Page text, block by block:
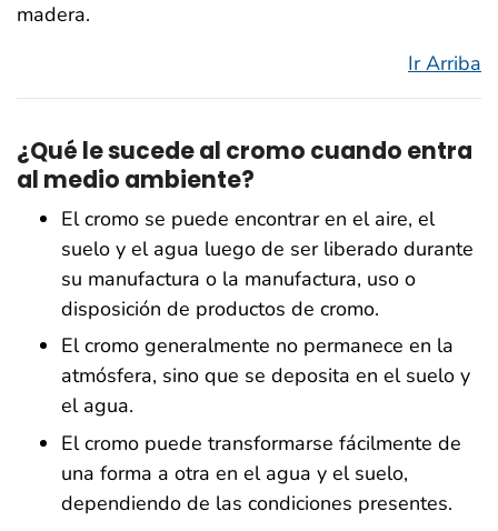
madera.
Ir Arriba
¿Qué le sucede al cromo cuando entra
al medio ambiente?
El cromo se puede encontrar en el aire, el
suelo y el agua luego de ser liberado durante
su manufactura o la manufactura, uso o
disposición de productos de cromo.
El cromo generalmente no permanece en la
atmósfera, sino que se deposita en el suelo y
el agua.
El cromo puede transformarse fácilmente de
una forma a otra en el agua y el suelo,
dependiendo de las condiciones presentes.